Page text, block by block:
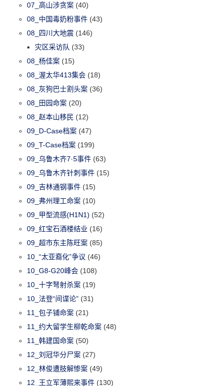
07_高山涉贪案 (40)
08_中国毒奶粉事件 (43)
08_四川大地震 (146)
灾区采访队 (33)
08_杨佳案 (15)
08_渥太华413集会 (18)
08_灰狗巴士割头案 (36)
08_田园命案 (20)
08_赵本山移民 (12)
09_D-Case档案 (47)
09_T-Case档案 (199)
09_乌鲁木齐7·5事件 (63)
09_乌鲁木齐针刺事件 (15)
09_吉林通钢事件 (15)
09_弗州理工命案 (10)
09_甲型流感(H1N1) (52)
09_红宝石酒楼结业 (16)
09_超市东主陈旺案 (85)
10_“太亚裔化”争议 (46)
10_G8-G20峰会 (108)
10_十字弩射杀案 (19)
10_法登“间谍论” (31)
11_包子铺命案 (21)
11_约大留学生柳乾命案 (48)
11_韩建国命案 (50)
12_刘冠华分尸案 (27)
12_林俊遭肢解惨案 (49)
12_王立军薄熙来事件 (130)